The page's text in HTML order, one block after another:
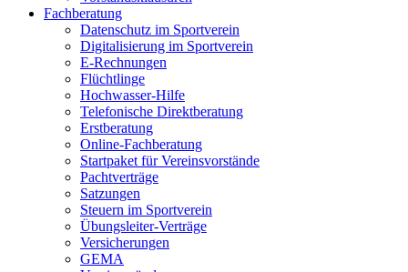
Fachberatung
Datenschutz im Sportverein
Digitalisierung im Sportverein
E-Rechnungen
Flüchtlinge
Hochwasser-Hilfe
Telefonische Direktberatung
Erstberatung
Online-Fachberatung
Startpaket für Vereinsvorstände
Pachtverträge
Satzungen
Steuern im Sportverein
Übungsleiter-Verträge
Versicherungen
GEMA